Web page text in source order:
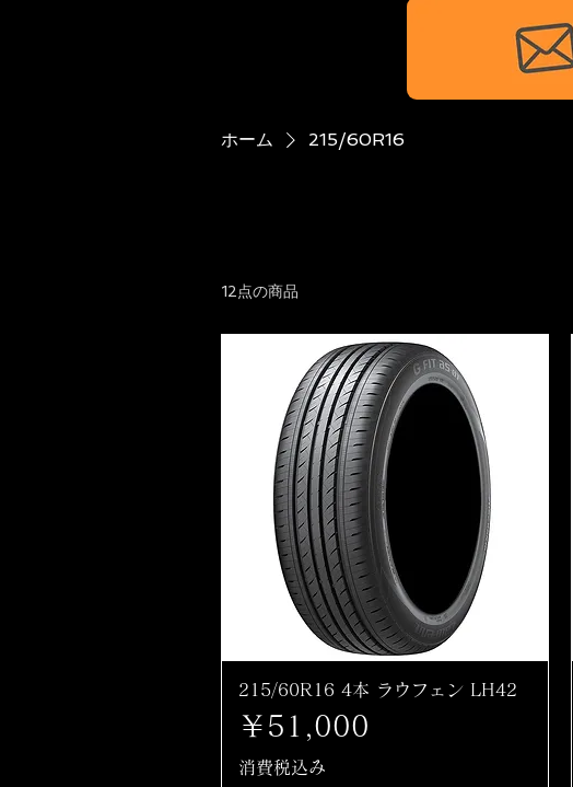
ホーム 215/60R16
12点の商品
215/60R16 4本 ラウフェン LH42
価格
￥51,000
消費税込み